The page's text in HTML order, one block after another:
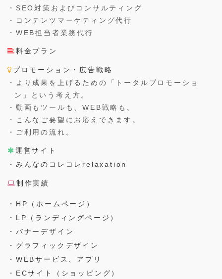
・SEO対策およびコンサルティング
・コンテンツマーケティング代行
・WEB担当者業務代行
料金プラン
プロモーション・広告戦略
・より成果を上げるための「トータルプロモーショ
ン」という考え方。
・動画もツールも、WEB戦略も。
・こんなご要望にお応えできます。
・ご利用の流れ。
運営サイト
・みんなのコレコレrelaxation
制作実績
・HP（ホームページ）
・LP（ランディングページ）
・バナーデザイン
・グラフィックデザイン
・WEBサービス、アプリ
・ECサイト（ショッピング）